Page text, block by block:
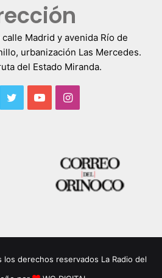
Madrid y avenida Río de
urbanización Las Mercedes.
del Estado Miranda.
TwitterYouTubeInstagram
derechos reservados La Radio del